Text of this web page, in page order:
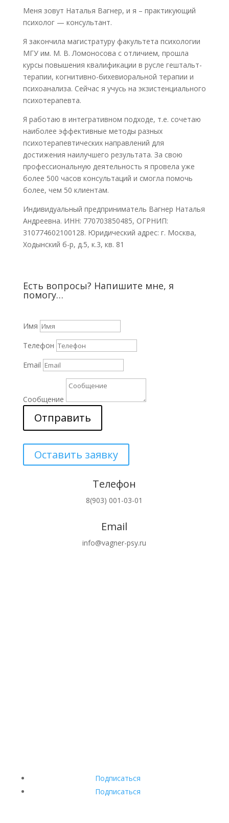
Меня зовут Наталья Вагнер, и я – практикующий
психолог — консультант.
Я закончила магистратуру факультета психологии
МГУ им. М. В. Ломоносова с отличием, прошла
курсы повышения квалификации в русле гештальт-
терапии, когнитивно-бихевиоральной терапии и
психоанализа. Сейчас я учусь на экзистенциального
психотерапевта.
Я работаю в интегративном подходе, т.е. сочетаю
наиболее эффективные методы разных
психотерапевтических направлений для
достижения наилучшего результата. За свою
профессиональную деятельность я провела уже
более 500 часов консультаций и смогла помочь
более, чем 50 клиентам.
Индивидуальный предприниматель Вагнер Наталья
Андреевна. ИНН: 770703850485, ОГРНИП:
310774602100128. Юридический адрес: г. Москва,
Ходынский б-р, д.5, к.3, кв. 81
Есть вопросы? Напишите мне, я
помогу…
Имя
Телефон
Email
Сообщение
Отправить
Оставить заявку
Телефон
8(903) 001-03-01
Email
info@vagner-psy.ru
Подписаться
Подписаться